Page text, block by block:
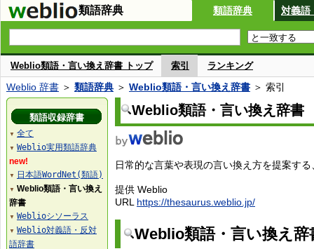
類語辞典 類語辞典 対義語
Weblio類語・言い換え辞書 トップ 索引 ランキング
Weblio 辞書 ＞ 類語辞典 ＞ Weblio類語・言い換え辞書 ＞ 索引
Weblio類語・言い換え辞書
日常的な言葉や表現の言い換え方を提案す
提供 Weblio
URL https://thesaurus.weblio.jp/
Weblio類語・言い換え
類語収録辞書
▼ 全て
▼ Weblio実用類語辞典
new!
▼ 日本語WordNet(類語)
▼ Weblio類語・言い換え
辞書
▼ Weblioシソーラス
▼ Weblio対義語・反対
語辞書